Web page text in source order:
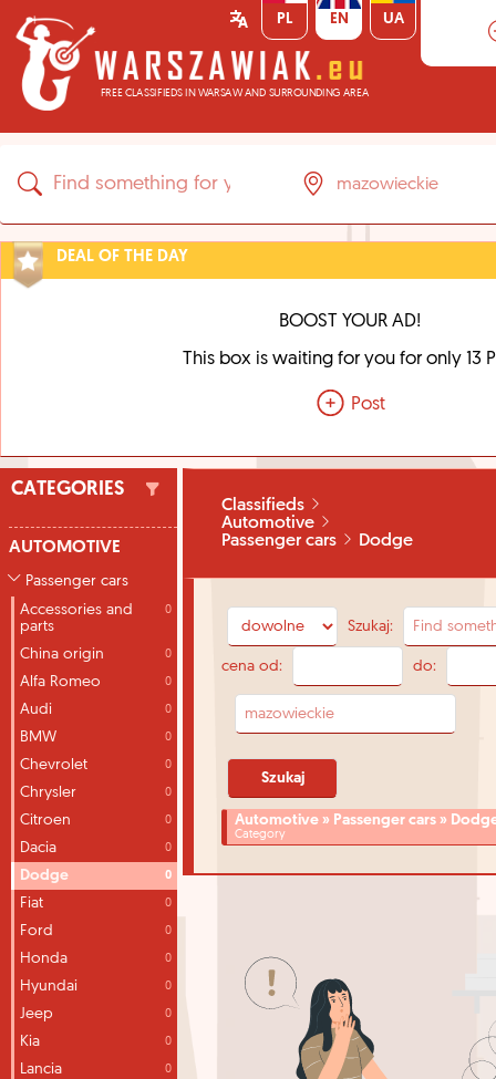
FREE CLASSIFIEDS IN WARSAW AND SURROUNDING AREA
PL EN UA
DEAL OF THE DAY
BOOST YOUR AD!
This box is waiting for you for only 13
Post
CATEGORIES
AUTOMOTIVE
Passenger cars
Accessories and
parts
0
China origin 0
Alfa Romeo 0
Audi 0
BMW 0
Chevrolet 0
Chrysler 0
Citroen 0
Dacia 0
Dodge 0
Fiat 0
Ford 0
Honda 0
Hyundai 0
Jeep 0
Kia 0
Lancia 0
Classifieds
Automotive
Passenger cars
Dodge
Szukaj:
cena od: do:
Automotive » Passenger cars »
Category